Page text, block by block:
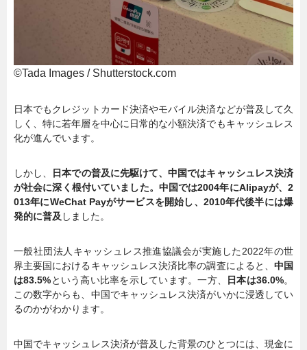
©️Tada Images / Shutterstock.com
日本でもクレジットカード決済やモバイル決済などが普及して久
しく、特に若年層を中心に日常的な小額決済でもキャッシュレス
化が進んでいます。
しかし、
日本での普及に先駆けて、中国ではキャッシュレス決済
が社会に深く根付いていました。中国では2004年にAlipayが、2
013年にWeChat Payがサービスを開始し、2010年代後半には爆
発的に普及 しました。
一般社団法人キャッシュレス推進協議会が実施した2022年の世
界主要国におけるキャッシュレス決済比率の調査によると、 中国
は83.5%という高い比率を示しています。一方、 日本は36.0%。
この数字からも、中国でキャッシュレス決済がいかに浸透してい
るのかがわかります。
中国でキャッシュレス決済が普及した背景のひとつには、現金に